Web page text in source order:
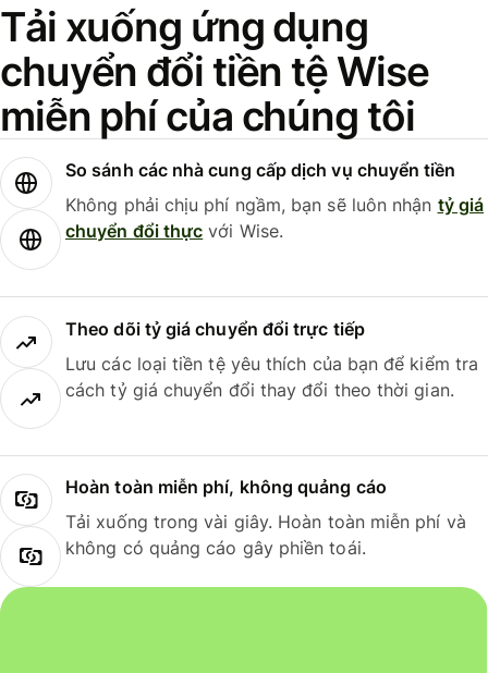
Tải xuống ứng dụng
chuyển đổi tiền tệ Wise
miễn phí của chúng tôi
So sánh các nhà cung cấp dịch vụ chuyển tiền
Không phải chịu phí ngầm, bạn sẽ luôn nhận tỷ giá
chuyển đổi thực với Wise.
Theo dõi tỷ giá chuyển đổi trực tiếp
Lưu các loại tiền tệ yêu thích của bạn để kiểm tra
cách tỷ giá chuyển đổi thay đổi theo thời gian.
Hoàn toàn miễn phí, không quảng cáo
Tải xuống trong vài giây. Hoàn toàn miễn phí và
không có quảng cáo gây phiền toái.